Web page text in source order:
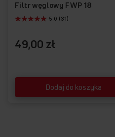
WYSOKA WYDAJNOŚĆ
49,00 zł
Filtr węglowy FWP 18
Dodaj do koszyka
5.0 (31)